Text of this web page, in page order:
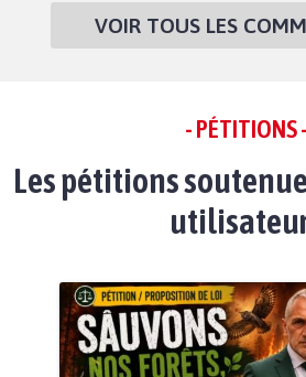
VOIR TOUS LES
- PÉTITIONS -
Les pétitions